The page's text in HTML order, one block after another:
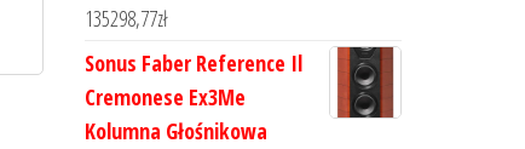
135298,77zł
Sonus Faber Reference Il
Cremonese Ex3Me
Kolumna Głośnikowa